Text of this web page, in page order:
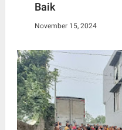
Baik
November 15, 2024